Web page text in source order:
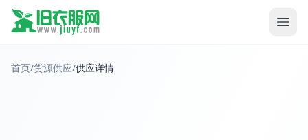
首页/货源供应/供应详情